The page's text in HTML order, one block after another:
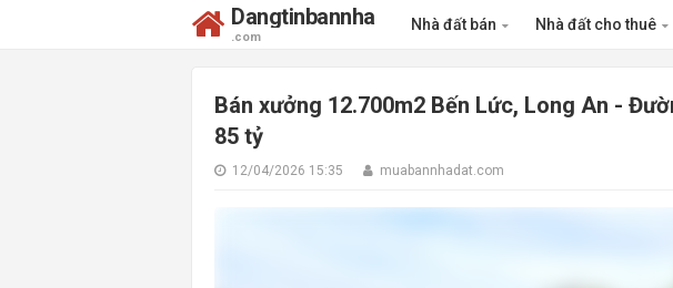
Dangtinbannha
.com
Nhà đất bán Nhà đất cho thuê
Bán xưởng 12.700m2 Bến Lức, Long An -
85 tỷ
12/04/2026 15:35 muabannhadat.com